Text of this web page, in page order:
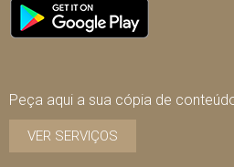
Peça aqui a sua cópia de
VER SERVIÇOS